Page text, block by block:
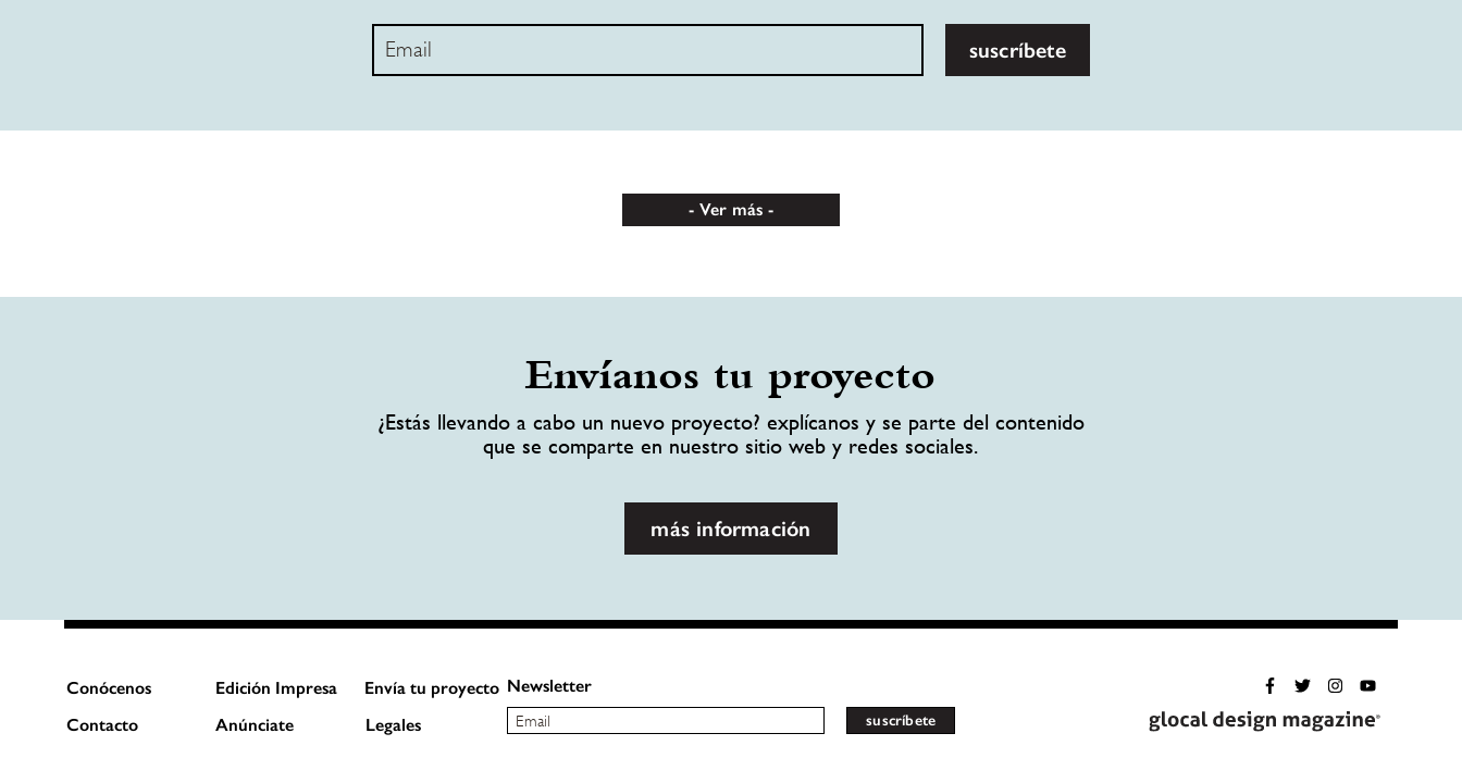
suscríbete
Ver más
Envíanos tu proyecto
¿Estás llevando a cabo un nuevo proyecto? explícanos y se parte del contenido
que se comparte en nuestro sitio web y redes sociales.
más información
Conócenos Edición Impresa
Envía tu proyecto
Contacto
Anúnciate Legales
Newsletter
suscríbete